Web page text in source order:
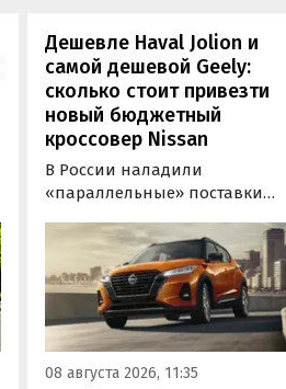
Дешевле Haval Jolion и
самой дешевой Geely:
сколько стоит привезти
новый бюджетный
кроссовер Nissan
В России наладили
«параллельные» поставки
Nissan Kicks, которые
официально продаются в
Китае, США, на Ближнем
Востоке и в Юго-Восточной
Азии. В основном к нам
попадают машины
сборки, стоящие на одном из
08 августа 2026, 11:35